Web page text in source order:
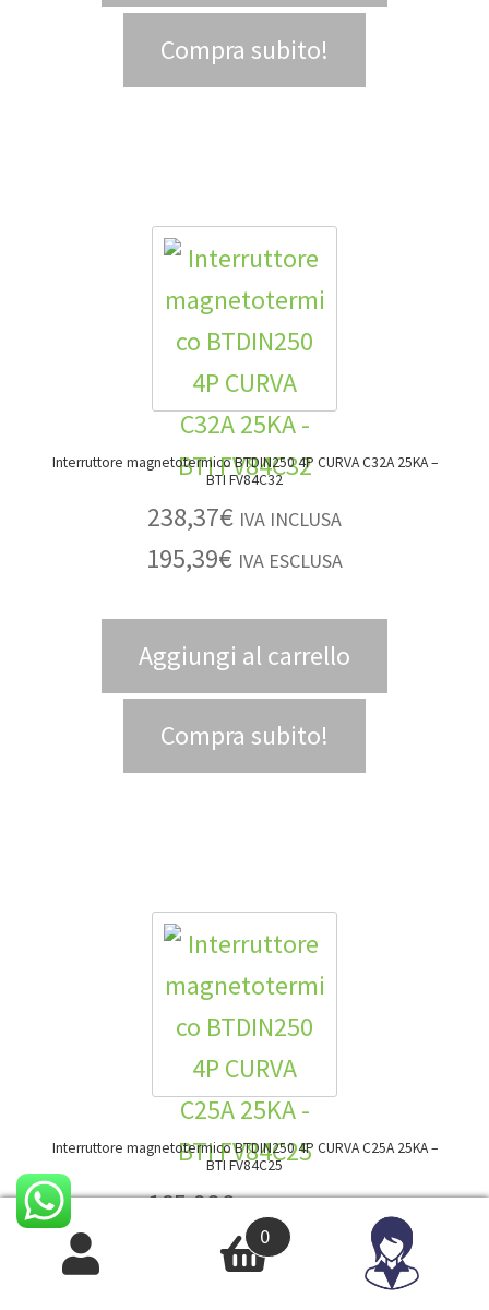
Compra subito!
Interruttore magnetotermico BTDIN250 4P CURVA C32A 25KA –
BTI FV84C32
238,37€ IVA INCLUSA
195,39€ IVA ESCLUSA
Aggiungi al carrello
Compra subito!
Interruttore magnetotermico BTDIN250 4P CURVA C25A 25KA –
BTI FV84C25
165,98€ IVA INCLUSA
€ IVA ESCLUSA
0